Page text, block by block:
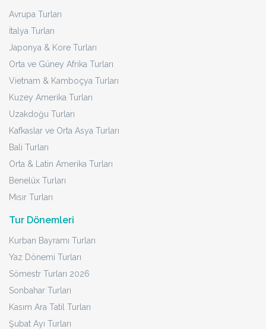
Avrupa Turları
İtalya Turları
Japonya & Kore Turları
Orta ve Güney Afrika Turları
Vietnam & Kamboçya Turları
Kuzey Amerika Turları
Uzakdoğu Turları
Kafkaslar ve Orta Asya Turları
Bali Turları
Orta & Latin Amerika Turları
Benelüx Turları
Mısır Turları
Tur Dönemleri
Kurban Bayramı Turları
Yaz Dönemi Turları
Sömestr Turları 2026
Sonbahar Turları
Kasım Ara Tatil Turları
Şubat Ayı Turları